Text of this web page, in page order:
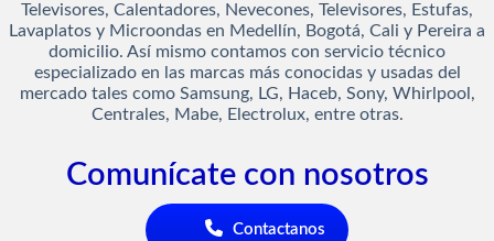
Televisores, Calentadores, Nevecones, Televisores, Estufas,
Lavaplatos y Microondas en Medellín, Bogotá, Cali y Pereira a
domicilio. Así mismo contamos con servicio técnico
especializado en las marcas más conocidas y usadas del
mercado tales como Samsung, LG, Haceb, Sony, Whirlpool,
Centrales, Mabe, Electrolux, entre otras.
Comunícate con nosotros
Contactanos